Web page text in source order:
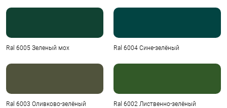
Ral 6005 Зеленый мох Ral 6004 Сине-зелёный
Ral 6003 Оливково-зелёный Ral 6002 Лиственно-зелёный